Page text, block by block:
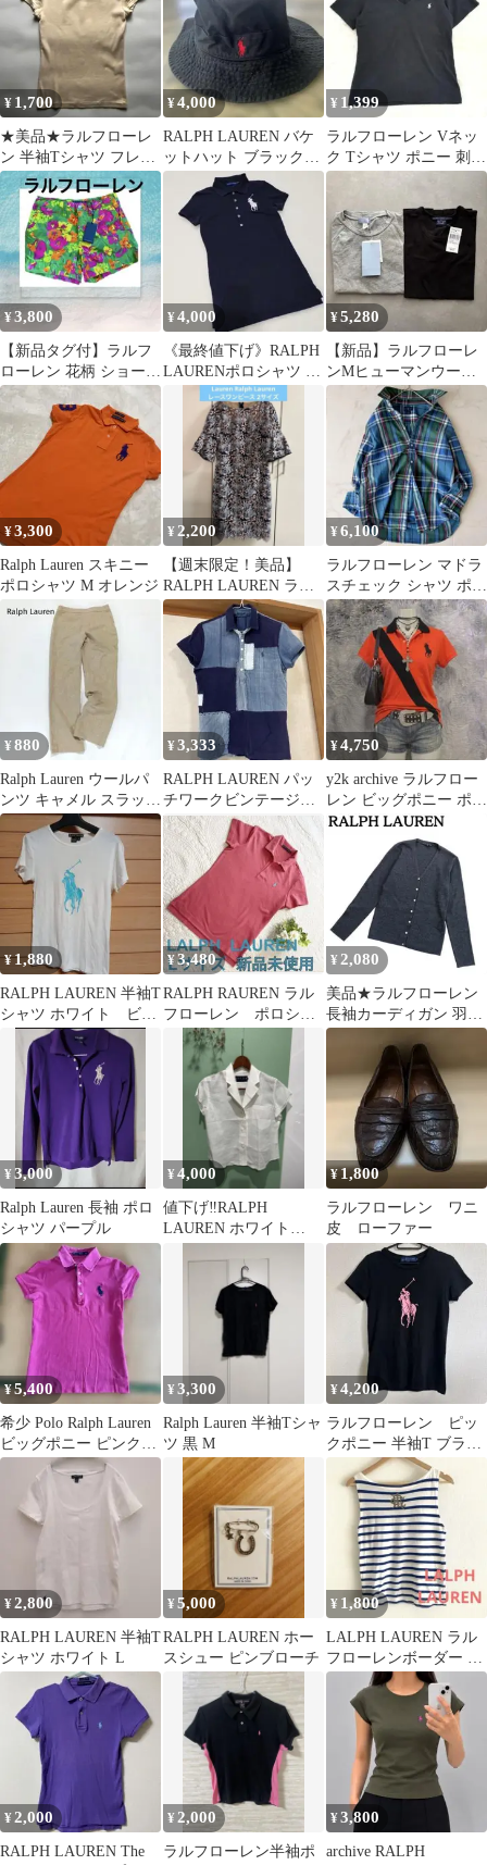
¥ 1,700
★美品★ラルフローレ
ン 半袖Tシャツ フレン
チスリーブ ベージュ M
ストレッチ
¥4,000
RALPH LAUREN バケ
ットハット ブラック
S/M
¥ 1,399
ラルフローレン Vネッ
ク Tシャツ ポニー 刺繍
ブラック 黒 XS
¥3,800
【新品タグ付】ラルフ
ローレン 花柄 ショート
パンツ グリーン 総柄
レディース
¥4,000
《最終値下げ》RALPH
LAURENポロシャツ ブ
ラック ホワイト 刺繍
¥5,280
【新品】ラルフローレ
ンMヒューマンウーマ
ンSまとめ無地半袖Tシ
ャツ2点セット黒灰
¥3,300
Ralph Lauren スキニー
ポロシャツ M オレンジ
¥ 2,200
【週末限定！美品】
RALPH LAUREN ラル
フローレン 総レースワ
ンピ 2
¥6,100
ラルフローレン マドラ
スチェック シャツ ポニ
ー刺繍 春夏 羽織り
¥880
Ralph Lauren ウールパ
ンツ キャメル スラック
ス ストレート 7号
¥3,333
RALPH LAUREN パッ
チワークビンテージ風
ポロシャツ 半袖
¥4,750
y2k archive ラルフロー
レン ビッグポニー ポロ
シャツ オレンジ L
¥1,880
RALPH LAUREN 半袖T
シャツ ホワイト ビッ
グポニー
¥3,480
RALPH RAUREN ラル
フローレン ポロシャ
ツ L ピンク 新品未使
¥ 2,080
美品★ラルフローレン
長袖カーディガン 羽織
り 薄手 ダークグレー
5f S相当
¥3,000
Ralph Lauren 長袖 ポロ
シャツ パープル
¥4,000
値下げ‼️RALPH
LAUREN ホワイト
¥1,800
ラルフローレン ワニ
皮 ローファー
¥5,400
希少 Polo Ralph Lauren
ビッグポニー ピンク短
丈S
¥3,300
Ralph Lauren 半袖Tシャ
ツ 黒 M
¥4,200
ラルフローレン ピッ
クポニー 半袖T ブラッ
ク ピンクポニー バッ
クプリント有
¥2,800
RALPH LAUREN 半袖T
シャツ ホワイト L
¥5,000
RALPH LAUREN ホー
スシュー ピンブローチ
¥ 1,800
LALPH LAUREN ラル
フローレンボーダー ノ
ースリーブ ビジューロ
ゴ M
¥2,000
RALPH LAUREN The
¥ 2,000
ラルフローレン半袖ポ
¥3,800
archive RALPH